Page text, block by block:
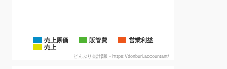
売上原価 販管費
営業利益
売上
どんぶり会計β版 - https://donburi.accountant/